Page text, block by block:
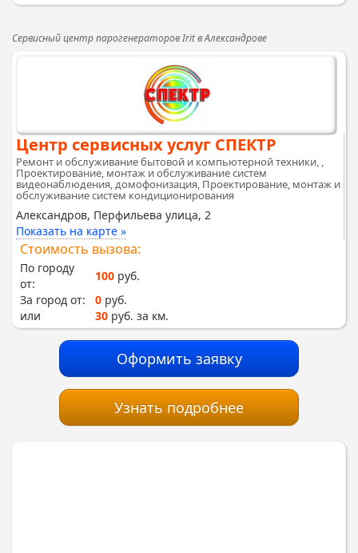
Сервисный центр парогенераторов Irit в Александрове
Центр сервисных услуг СПЕКТР
Ремонт и обслуживание бытовой и компьютерной техники, ,
Проектирование, монтаж и обслуживание систем
видеонаблюдения, домофонизация, Проектирование, монтаж и
обслуживание систем кондиционирования
Александров, Перфильева улица, 2
Показать на карте »
Стоимость вызова:
По городу
от:
100 руб.
За город от:
0 руб.
или
30 руб. за км.
Оформить заявку
Узнать подробнее